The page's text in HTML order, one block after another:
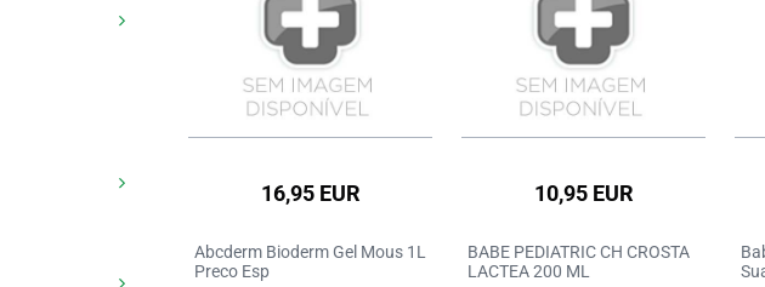
16,95 EUR
Abcderm Bioderm Gel Mous 1L
Preco Esp
10,95 EUR
BABE PEDIATRIC CH CROSTA
LACTEA 200 ML